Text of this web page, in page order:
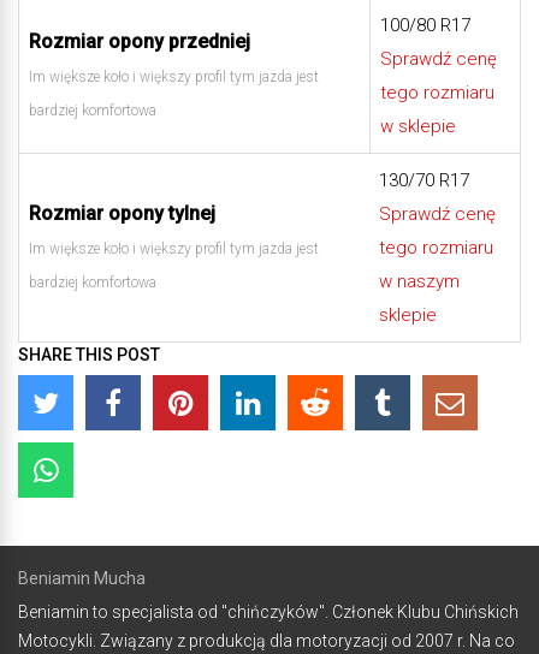
Rozmiar opony przedniej
Im większe koło i większy profil tym jazda jest
bardziej komfortowa
100/80 R17
Sprawdź cenę
tego rozmiaru
w sklepie
Rozmiar opony tylnej
Im większe koło i większy profil tym jazda jest
bardziej komfortowa
130/70 R17
Sprawdź cenę
tego rozmiaru
w naszym
sklepie
SHARE THIS POST
Beniamin Mucha
Beniamin to specjalista od "chińczyków". Członek Klubu Chińskich
Motocykli. Związany z produkcją dla motoryzacji od 2007 r. Na co